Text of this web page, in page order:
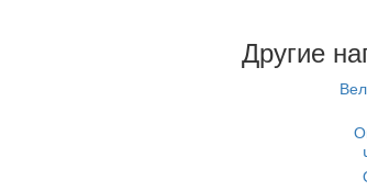
Другие